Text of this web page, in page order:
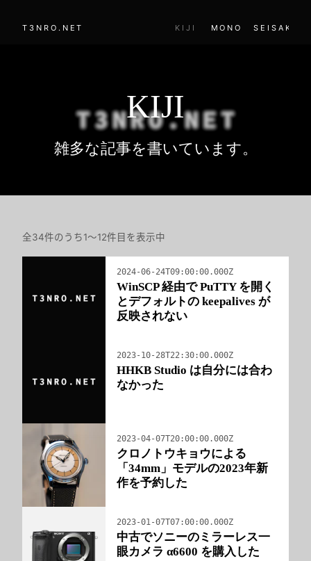
T3NRO.NET KIJI MONO SEISAKU
KIJI
雑多な記事を書いています。
全34件のうち1～12件目を表示中
2024-06-24T09:00:00.000Z
WinSCP 経由で PuTTY を開く
とデフォルトの keepalives が
反映されない
2023-10-28T22:30:00.000Z
HHKB Studio は自分には合わ
なかった
2023-04-07T20:00:00.000Z
クロノトウキョウによる
「34mm」モデルの2023年新
作を予約した
2023-01-07T07:00:00.000Z
中古でソニーのミラーレス一
眼カメラ α6600 を購入した